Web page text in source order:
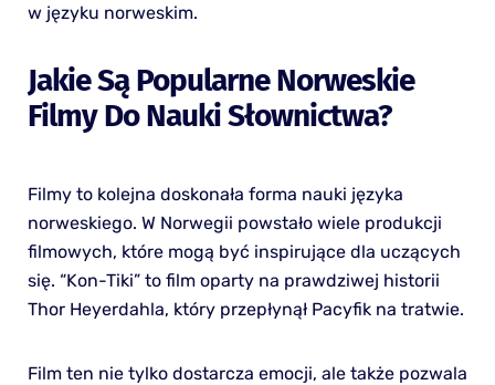
w języku norweskim.
Jakie Są Popularne Norweskie
Filmy Do Nauki Słownictwa?
Filmy to kolejna doskonała forma nauki języka
norweskiego. W Norwegii powstało wiele produkcji
filmowych, które mogą być inspirujące dla uczących
się. “Kon-Tiki” to film oparty na prawdziwej historii
Thor Heyerdahla, który przepłynął Pacyfik na tratwie.
Film ten nie tylko dostarcza emocji, ale także pozwala